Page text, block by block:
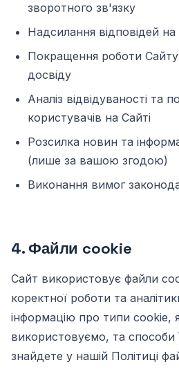
зворотного зв'язку
Надсилання відповідей
Покращення роботи
досвіду
Аналіз відвідуваності та
користувачів на Сайті
Розсилка новин та
(лише за вашою згодою)
Виконання вимог
4. Файли cookie
Сайт використовує файли
коректної роботи та
інформацію про типи cookie,
використовуємо, та способи
знайдете у нашій Політиці